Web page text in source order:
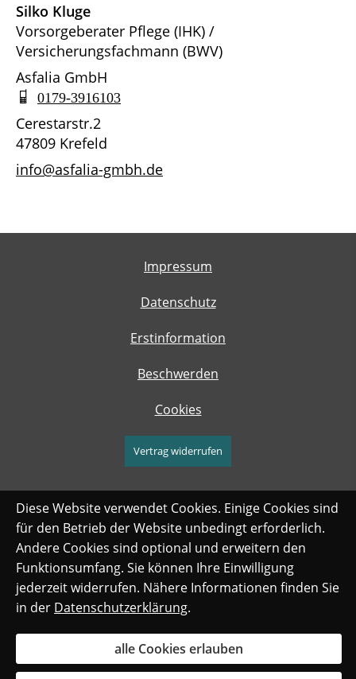
Silko Kluge
Vorsorgeberater Pflege (IHK) /
Versicherungsfachmann (BWV)
Asfalia GmbH
0179-3916103
Cerestarstr.2
47809 Krefeld
info@asfalia-gmbh.de
Impressum
Datenschutz
Erstinformation
Beschwerden
Cookies
Vertrag widerrufen
Diese Website verwendet Cookies. Einige Cookies sind
für den Betrieb der Website unbedingt erforderlich.
Andere Cookies sind optional und erweitern den
Funktionsumfang. Sie können Ihre Einwilligung
jederzeit widerrufen. Nähere Informationen finden Sie
in der Datenschutzerklärung.
alle Cookies erlauben